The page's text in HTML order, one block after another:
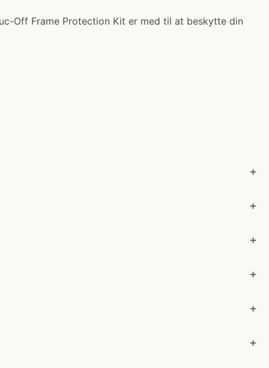
Off Frame Protection Kit er med til at beskytte din